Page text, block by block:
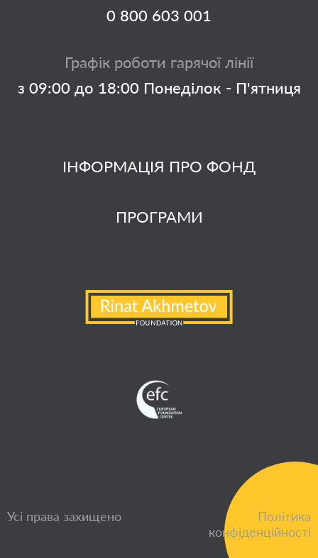
ІНФОРМАЦІЯ ПРО ФОНД
ПРОГРАМИ
0 800 603 001
Графік роботи гарячої лінії
з 09:00 до 18:00 Понеділок - П'ятниця
Усі права захищено
Політика
конфіденційності